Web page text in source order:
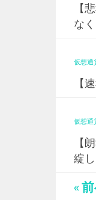
【
な
仮想通
【
仮想通
【
綻
«